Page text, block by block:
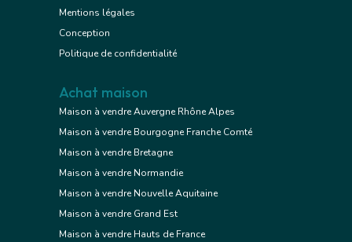
Mentions légales
Conception
Politique de confidentialité
Achat maison
Maison à vendre Auvergne Rhône Alpes
Maison à vendre Bourgogne Franche Comté
Maison à vendre Bretagne
Maison à vendre Normandie
Maison à vendre Nouvelle Aquitaine
Maison à vendre Grand Est
Maison à vendre Hauts de France